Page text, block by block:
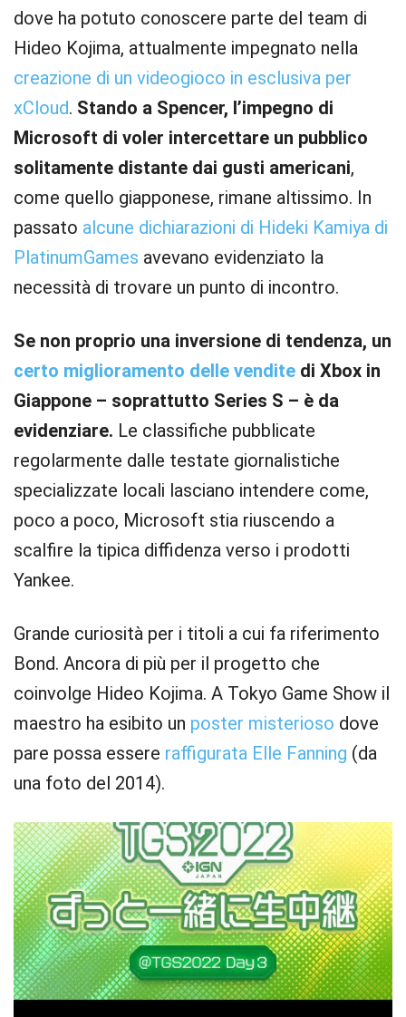
dove ha potuto conoscere parte del team di
Hideo Kojima, attualmente impegnato nella
creazione di un videogioco in esclusiva per
xCloud. Stando a Spencer, l’impegno di
Microsoft di voler intercettare un pubblico
solitamente distante dai gusti americani,
come quello giapponese, rimane altissimo. In
passato alcune dichiarazioni di Hideki Kamiya di
PlatinumGames avevano evidenziato la
necessità di trovare un punto di incontro.
Se non proprio una inversione di tendenza, un
certo miglioramento delle vendite di Xbox in
Giappone – soprattutto Series S – è da
evidenziare. Le classifiche pubblicate
regolarmente dalle testate giornalistiche
specializzate locali lasciano intendere come,
poco a poco, Microsoft stia riuscendo a
scalfire la tipica diffidenza verso i prodotti
Yankee.
Grande curiosità per i titoli a cui fa riferimento
Bond. Ancora di più per il progetto che
coinvolge Hideo Kojima. A Tokyo Game Show il
maestro ha esibito un poster misterioso dove
pare possa essere raffigurata Elle Fanning (da
una foto del 2014).